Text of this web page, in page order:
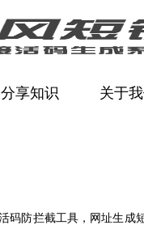
分享知识 关于
码防拦截工具，网址生